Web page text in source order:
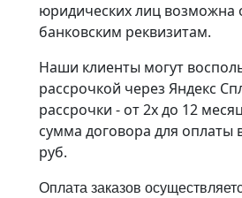
юридических лиц возможна
банковским реквизитам.
Наши клиенты могут
рассрочкой через Яндекс
рассрочки - от 2х до 12
сумма договора для оплаты
руб.
Оплата заказов